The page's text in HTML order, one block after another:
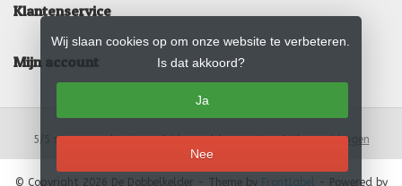
Klantenservice
Mijn account
5 sterren op basis van24beoordelingen.Lees 24 beoordelingen
Wij slaan cookies op om onze website te verbeteren.
Is dat akkoord?
Ja
Nee
© Copyright 2026 De Dobbelkelder - Theme by Frontlabel - Powered by